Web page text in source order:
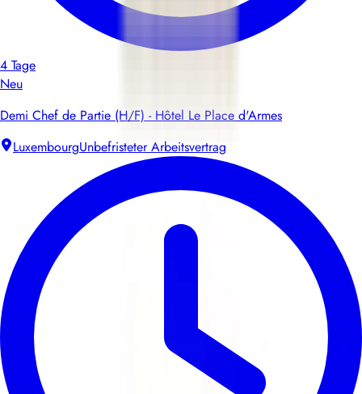
4 Tage
Neu
Demi Chef de Partie (H/F) - Hôtel Le Place d'Armes
LuxembourgUnbefristeter Arbeitsvertrag